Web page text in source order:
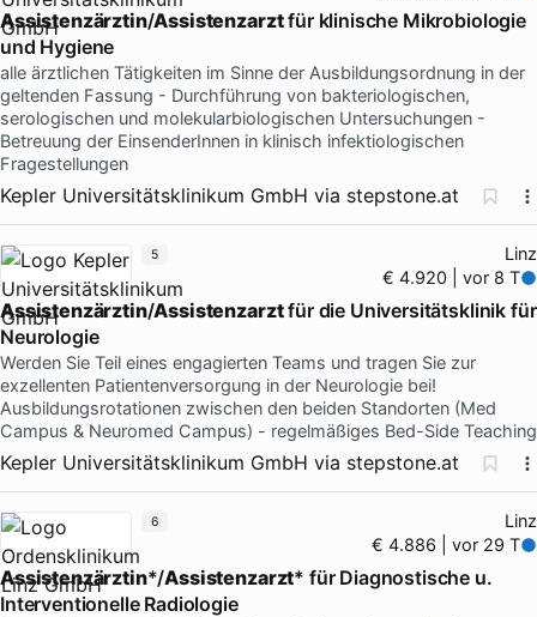
Assistenzärztin/Assistenzarztfür klinische Mikrobiologie
und Hygiene
alle ärztlichen Tätigkeiten im Sinne der Ausbildungsordnung in der
geltenden Fassung - Durchführung von bakteriologischen,
serologischen und molekularbiologischen Untersuchungen -
Betreuung der EinsenderInnen in klinisch infektiologischen
Fragestellungen
Kepler Universitätsklinikum GmbH via stepstone.at
Linz
€ 4.920 | vor 8 T
Assistenzärztin/Assistenzarztfür die Universitätsklinik für
Neurologie
Werden Sie Teil eines engagierten Teams und tragen Sie zur
exzellenten Patientenversorgung in der Neurologie bei!
Ausbildungsrotationen zwischen den beiden Standorten (Med
Campus & Neuromed Campus) - regelmäßiges Bed-Side Teaching
Kepler Universitätsklinikum GmbH via stepstone.at
5
Linz
€ 4.886 | vor 29 T
Assistenzärztin*/Assistenzarzt* für Diagnostische u.
Interventionelle Radiologie
6